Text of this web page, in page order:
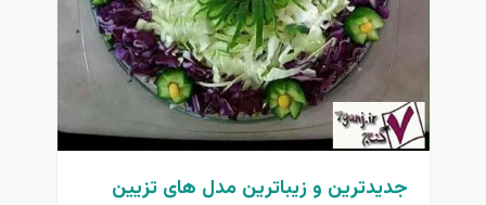
جدیدترین و زیباترین مدل های تزیین